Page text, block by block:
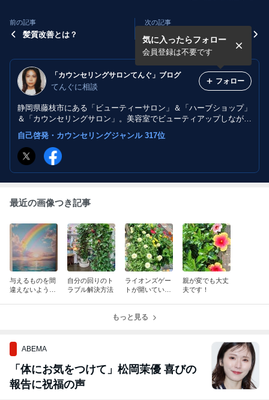
前の記事
髪質改善とは？
次の記事
成功する経営者と失敗する経
営者の違い
「カウンセリングサロンてんぐ」ブログ
てんぐに相談
静岡県藤枝市にある「ビューティーサロン」＆「ハーブショップ」
＆「カウンセリングサロン」。美容室でビューティアップしながら
カウンセリングコーナーでは、占いやマインドアップセッションも
受けられます。育毛サロン、エステサロンでもあります。
気に入ったらフォロー
会員登録は不要です
フォロー
自己啓発・カウンセリングジャンル 317位
最近の画像つき記事
与えるものを間
違えないよう
自分の回りのト
ラブル解決方法
ライオンズゲー
トが開いている
親が変でも大丈
夫です！
もっと見る
ABEMA
「体にお気をつけて」松岡茉優 喜びの
報告に祝福の声